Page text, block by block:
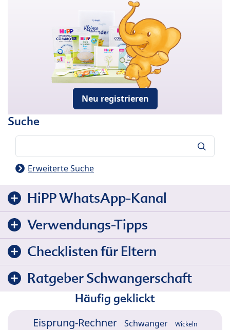
Neu registrieren
Suche
Erweiterte Suche
HiPP WhatsApp-Kanal
Verwendungs-Tipps
Checklisten für Eltern
Ratgeber Schwangerschaft
Häufig geklickt
Eisprung-Rechner Schwanger Wickeln